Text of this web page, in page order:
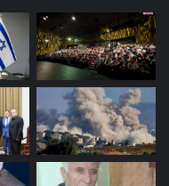
إعمار
بيئة
دراسة
طاقة
مصارف
معادن
موازنة